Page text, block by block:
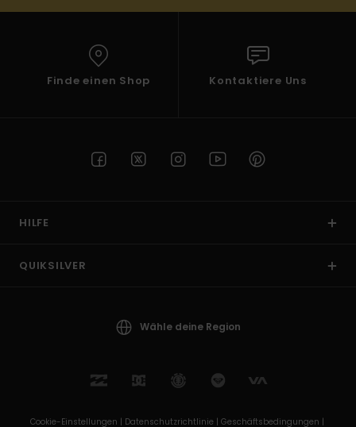
Finde einen Shop Kontaktiere Uns
HILFE
QUIKSILVER
Wähle deine Region
Cookie-Einstellungen | Datenschutzrichtlinie | Geschäftsbedingungen |